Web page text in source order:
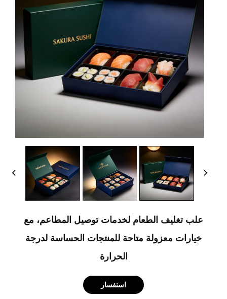
علب تغليف الطعام لخدمات توصيل المطاعم، مع
خيارات معزولة متاحة للمنتجات الحساسة لدرجة
الحرارة
استفسار